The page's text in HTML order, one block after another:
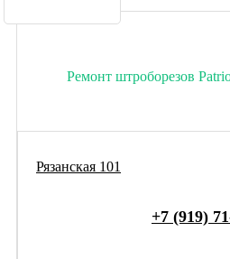
Ремонт штроборезов
Рязанская 101
+7 (919)